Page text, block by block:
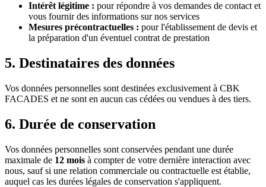
Intérêt légitime : pour répondre à vos demandes de contact et
vous fournir des informations sur nos services
Mesures précontractuelles : pour l'établissement de devis et
la préparation d'un éventuel contrat de prestation
5. Destinataires des données
Vos données personnelles sont destinées exclusivement à CBK
FACADES et ne sont en aucun cas cédées ou vendues à des tiers.
6. Durée de conservation
Vos données personnelles sont conservées pendant une durée
maximale de 12 mois à compter de votre dernière interaction avec
nous, sauf si une relation commerciale ou contractuelle est établie,
auquel cas les durées légales de conservation s'appliquent.